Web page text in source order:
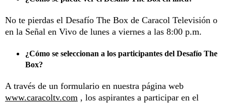
No te pierdas el Desafío The Box de Caracol Televisión o
en la Señal en Vivo de lunes a viernes a las 8:00 p.m.
¿Cómo se seleccionan a los participantes del Desafío The
Box?
A través de un formulario en nuestra página web
www.caracoltv.com , los aspirantes a participar en el